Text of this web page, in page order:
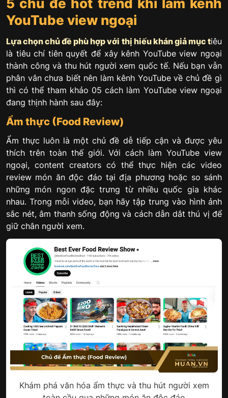
5 chủ đề hot trend khi làm kênh
YouTube view ngoại
Lựa chọn chủ đề phù hợp với thị hiếu khán giả mục tiêu
là tiêu chí tiên quyết để xây kênh YouTube view ngoại
thành công và thu hút người xem quốc tế. Nếu bạn vẫn
phân vân chưa biết nên làm kênh YouTube về chủ đề gì
thì có thể tham khảo 05 cách làm YouTube view ngoại
đang thịnh hành sau đây:
Ẩm thực (Food Review)
Ẩm thực luôn là một chủ đề dễ tiếp cận và được yêu
thích trên toàn thế giới. Với cách làm YouTube view
ngoại, content creators có thể thực hiện các video
review món ăn độc đáo tại địa phương hoặc so sánh
những món ngon đặc trưng từ nhiều quốc gia khác
nhau. Trong mỗi video, bạn hãy tập trung vào hình ảnh
sắc nét, âm thanh sống động và cách dẫn dắt thú vị để
giữ chân người xem.
Khám phá văn hóa ẩm thực và thu hút người xem